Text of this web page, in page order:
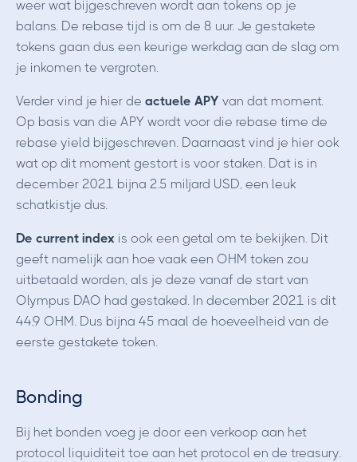
weer wat bijgeschreven wordt aan tokens op je
balans. De rebase tijd is om de 8 uur. Je gestakete
tokens gaan dus een keurige werkdag aan de slag om
je inkomen te vergroten.
Verder vind je hier de actuele APY van dat moment.
Op basis van die APY wordt voor die rebase time de
rebase yield bijgeschreven. Daarnaast vind je hier ook
wat op dit moment gestort is voor staken. Dat is in
december 2021 bijna 2.5 miljard USD, een leuk
schatkistje dus.
De current index is ook een getal om te bekijken. Dit
geeft namelijk aan hoe vaak een OHM token zou
uitbetaald worden, als je deze vanaf de start van
Olympus DAO had gestaked. In december 2021 is dit
44,9 OHM. Dus bijna 45 maal de hoeveelheid van de
eerste gestakete token.
Bonding
Bij het bonden voeg je door een verkoop aan het
protocol liquiditeit toe aan het protocol en de treasury.